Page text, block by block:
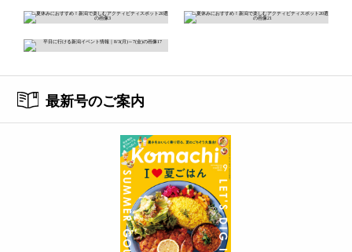
最新号のご案内